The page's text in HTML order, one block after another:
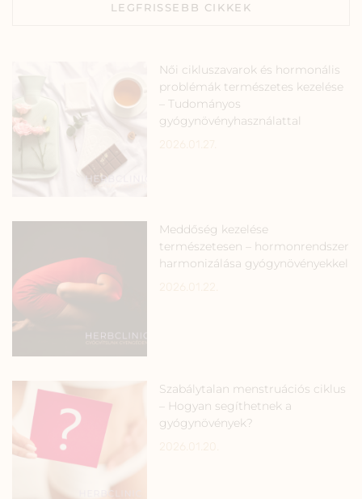
LEGFRISSEBB CIKKEK
Női cikluszavarok és hormonális
problémák természetes kezelése
– Tudományos
gyógynövényhasználattal
Meddőség kezelése
természetesen – hormonrendszer
harmonizálása gyógynövényekkel
Szabálytalan menstruációs ciklus
– Hogyan segíthetnek a
gyógynövények?